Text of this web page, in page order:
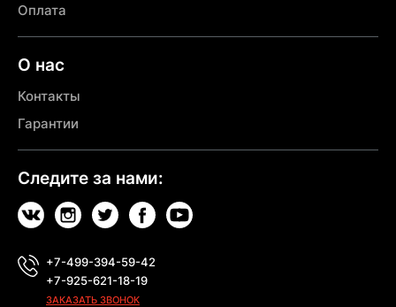
Оплата
О нас
Контакты
Гарантии
Следите за нами:
+7-499-394-59-42
+7-925-621-18-19
ЗАКАЗАТЬ ЗВОНОК